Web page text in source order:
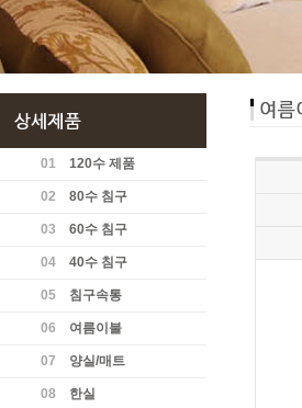
01 120수 제품
02 80수 침구
03 60수 침구
04 40수 침구
05 침구속통
06 여름이불
07 양실/매트
08 한실